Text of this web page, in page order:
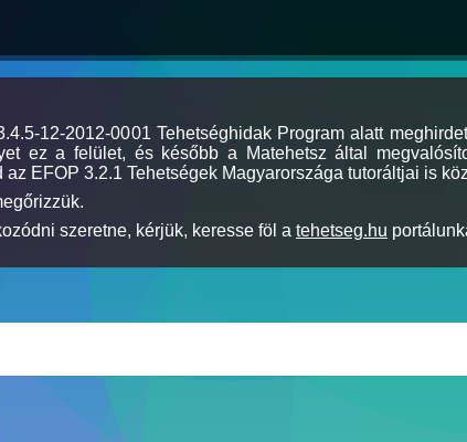
12-2012-0001 Tehetséghidak Program alatt
ez a felület, és később a Matehetsz által
EFOP 3.2.1 Tehetségek Magyarországa tutoráltjai is
szeretne, kérjük, keresse föl a tehetseg.hu